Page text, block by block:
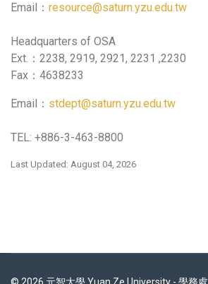
Email： resource@saturn.yzu.edu.tw
Headquarters of OSA
Ext.：2238, 2919, 2921, 2231 ,2230
Fax：4638233
Email： stdept@saturn.yzu.edu.tw
TEL: +886-3-463-8800
Last Updated: August 04, 2026